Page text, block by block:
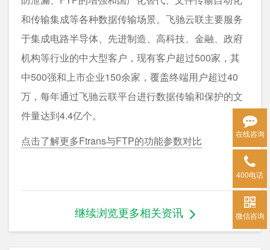
和传输集成等各种数据传输场景。飞驰云联主要服务
于集成电路半导体、先进制造、高科技、金融、政府
机构等行业的中大型客户，现有客户超过500家，其
中500强和上市企业150余家，覆盖终端用户超过40
万，每年通过飞驰云联平台进行数据传输和保护的文
件量达到4.4亿个。
点击了解更多Ftrans与FTP的功能参数对比
继续浏览更多相关资讯
在线咨询
400电话
微信咨询